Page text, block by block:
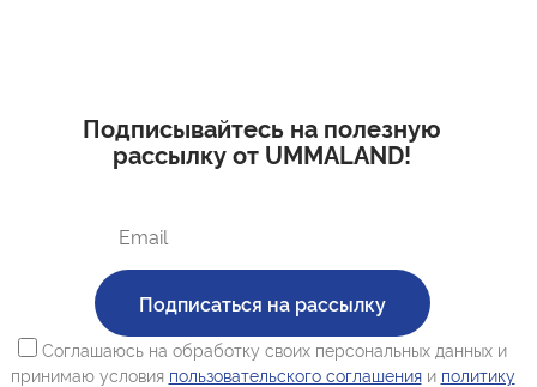
Подписывайтесь на полезную
рассылку от UMMALAND!
Подписаться на рассылку
Соглашаюсь на обработку своих персональных данных и
принимаю условия пользовательского соглашенияи политику